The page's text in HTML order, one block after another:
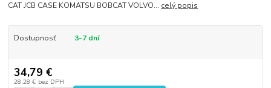
CAT JCB CASE KOMATSU BOBCAT VOLVO... celý popis
Dostupnosť 3-7 dní
34,79 €
28,28 € bez DPH